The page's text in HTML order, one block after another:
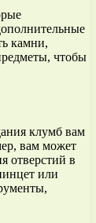
камни,
чтобы
клумб вам
вам может
отверстий в
или